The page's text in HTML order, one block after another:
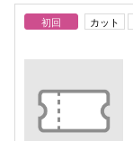
初回 カット